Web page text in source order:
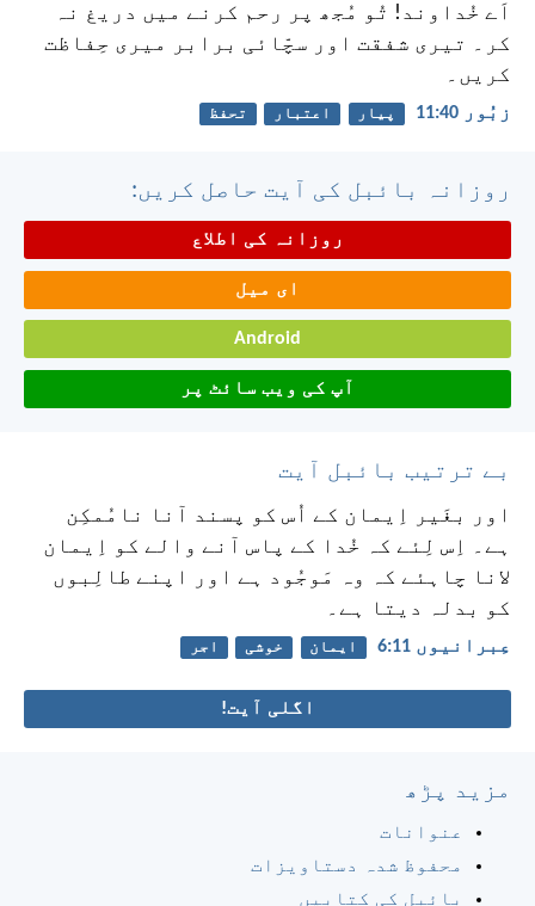
اَے خُداوند! تُو مُجھ پر رحم کرنے میں دریغ نہ
کر۔ تیری شفقت اور سچّائی برابر میری حِفاظت
کریں۔
زبُور 40:‏11 پیار اعتبار تحفظ
روزانہ بائبل کی آیت حاصل کریں:
روزانہ کی اطلاع
ای میل
Android
آپ کی ویب سائٹ پر
بے ترتیب بائبل آیت
اور بغَیر اِیمان کے اُس کو پسند آنا نامُمکِن
ہے۔ اِس لِئے کہ خُدا کے پاس آنے والے کو اِیمان
لانا چاہئے کہ وہ مَوجُود ہے اور اپنے طالِبوں
کو بدلہ دیتا ہے۔
عِبرانیوں 11:‏6 ایمان خوشی اجر
اگلی آیت!
مزید پڑھ
عنوانات
محفوظ شدہ دستاویزات
بائبل کی کتابیں